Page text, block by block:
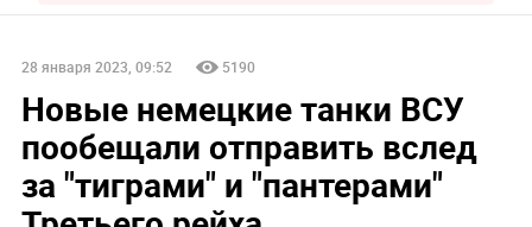
28 января 2023, 09:52 5190
Новые немецкие танки ВСУ
пообещали отправить вслед
за "тиграми" и "пантерами"